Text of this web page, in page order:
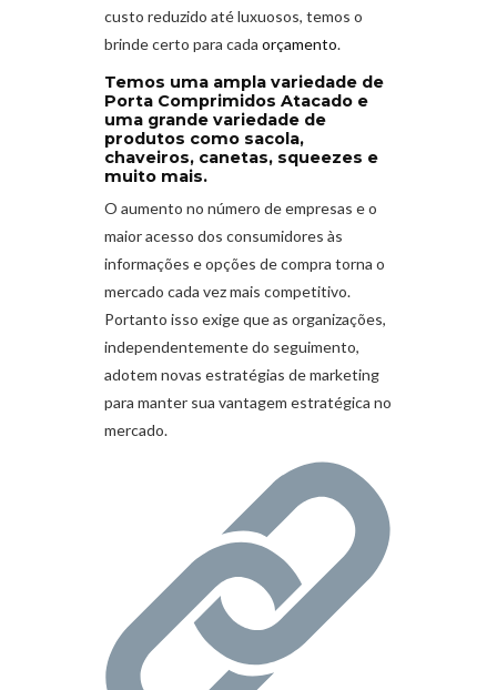
custo reduzido até luxuosos, temos o
brinde certo para cada orçamento.
Temos uma ampla variedade de
Porta Comprimidos Atacado e
uma grande variedade de
produtos como sacola,
chaveiros, canetas, squeezes e
muito mais.
O aumento no número de empresas e o
maior acesso dos consumidores às
informações e opções de compra torna o
mercado cada vez mais competitivo.
Portanto isso exige que as organizações,
independentemente do seguimento,
adotem novas estratégias de marketing
para manter sua vantagem estratégica no
mercado.